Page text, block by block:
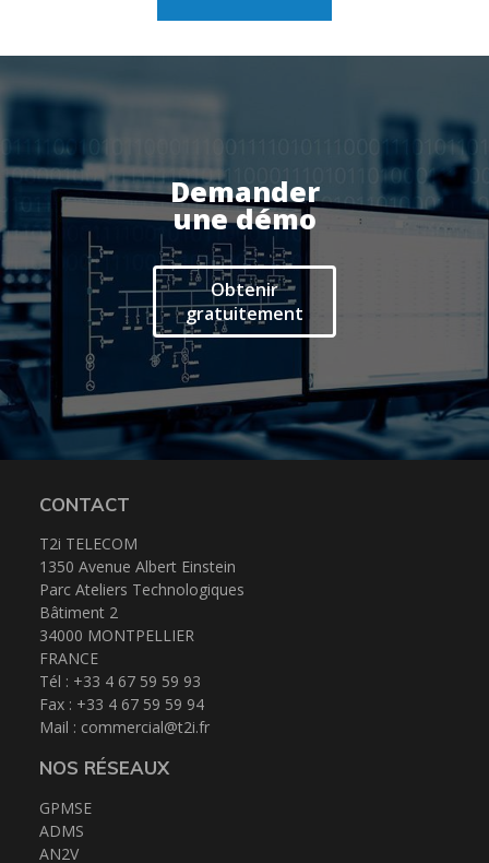
Demander
une démo
Obtenir
gratuitement
CONTACT
T2i TELECOM
1350 Avenue Albert Einstein
Parc Ateliers Technologiques
Bâtiment 2
34000 MONTPELLIER
FRANCE
Tél : +33 4 67 59 59 93
Fax : +33 4 67 59 59 94
Mail : commercial@t2i.fr
NOS RÉSEAUX
GPMSE
ADMS
AN2V
Formation
Migration
Logiciel de supervision
Logiciel de télésurveillance
Logiciel de téléassistance
ERP Gestion Commerciale
Suivi des intervenants
Frontaux de réception
Téléphonie
Espace client